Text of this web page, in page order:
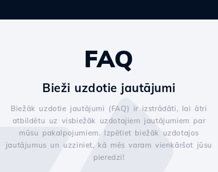
FAQ
Bieži uzdotie jautājumi
Biežāk uzdotie jautājumi (FAQ) ir izstrādāti, lai ātri
atbildētu uz visbiežāk uzdotajiem jautājumiem par
mūsu pakalpojumiem. Izpētiet biežāk uzdotajos
jautājumus un uzziniet, kā mēs varam vienkāršot jūsu
pieredzi!